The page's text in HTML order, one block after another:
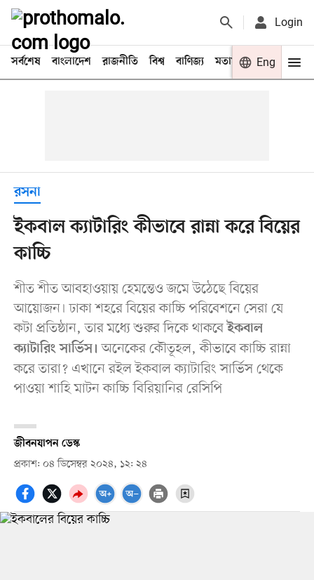
Login
সর্বশেষ বাংলাদেশ রাজনীতি বিশ্ব বাণিজ্য মতামত খেলা
Eng
রসনা
ইকবাল ক্যাটারিং কীভাবে রান্না করে বিয়ের
কাচ্চি
শীত শীত আবহাওয়ায় হেমন্তেও জমে উঠেছে বিয়ের
আয়োজন। ঢাকা শহরে বিয়ের কাচ্চি পরিবেশনে সেরা যে
কটা প্রতিষ্ঠান, তার মধ্যে শুরুর দিকে থাকবেইকবাল
ক্যাটারিং সার্ভিস।অনেকের কৌতূহল, কীভাবে কাচ্চি রান্না
করে তারা? এখানে রইল ইকবাল ক্যাটারিং সার্ভিস থেকে
পাওয়া শাহি মাটন কাচ্চি বিরিয়ানির রেসিপি
জীবনযাপন ডেস্ক
প্রকাশ: ০৪ ডিসেম্বর ২০২৪, ১২: ২৪